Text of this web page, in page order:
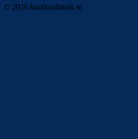
© 2026 knutlundmark.se